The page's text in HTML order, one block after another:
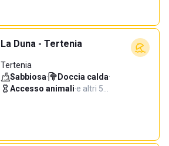
La Duna - Tertenia
Tertenia
Sabbiosa· Doccia calda·
Accesso animali·e altri 5…